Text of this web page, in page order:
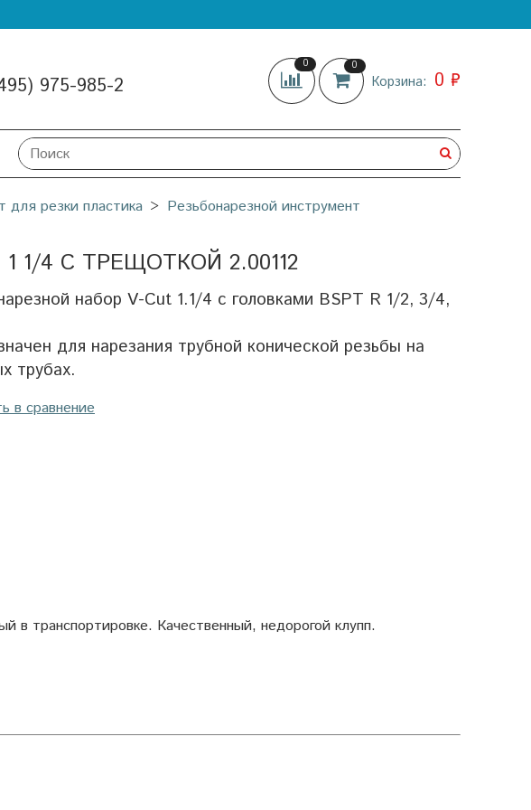
975-985-2
0 0
Корзина: 0 ₽
резки пластика Резьбонарезной инструмент
1/4 С ТРЕЩОТКОЙ 2.00112
набор V-Cut 1.1/4 с головками BSPT R 1/2, 3/4,
для нарезания трубной конической резьбы на
трубах.
в сравнение
в транспортировке. Качественный, недорогой клупп.